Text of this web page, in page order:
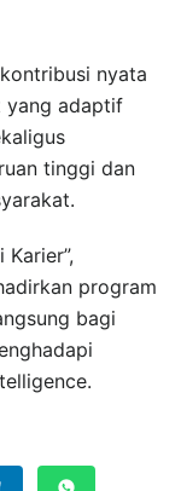
nyata
yang adaptif
tinggi dan
program
bagi